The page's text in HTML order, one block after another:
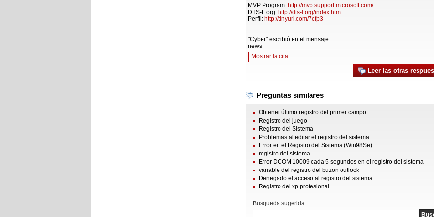
MVP Program: http://mvp.support.microsoft.com/
DTS-L.org: http://dts-l.org/index.html
Perfil: http://tinyurl.com/7cfp3
"Cyber" escribió en el mensaje
news:
Mostrar la cita
Leer las otras
Preguntas similares
Obtener último registro del primer campo
Registro del juego
Registro del Sistema
Problemas al editar el registro del sistema
Error en el Registro del Sistema (Win98Se)
registro del sistema
Error DCOM 10009 cada 5 segundos en el registro del sistema
variable del registro del buzon outlook
Denegado el acceso al registro del sistema
Registro del xp profesional
Busqueda sugerida :